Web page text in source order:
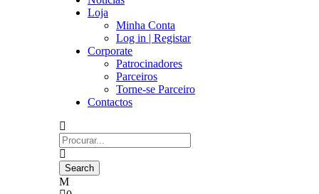
Loja
Minha Conta
Log in | Registar
Corporate
Patrocinadores
Parceiros
Torne-se Parceiro
Contactos